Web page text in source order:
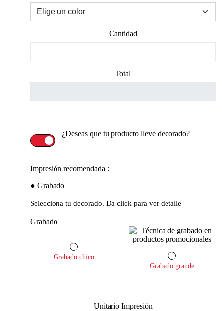
Cantidad
Total
¿Deseas que tu producto lleve decorado?
Impresión recomendada :
Grabado
Selecciona tu decorado. Da click para ver detalle
Grabado
Grabado chico
Grabado grande
Unitario Impresión